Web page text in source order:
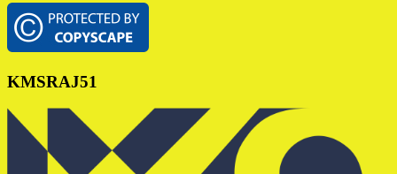
Footer
KMSRAJ51